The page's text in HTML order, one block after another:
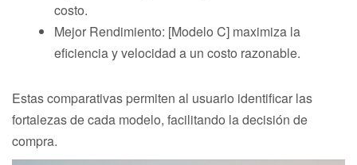
costo.
Mejor Rendimiento: [Modelo C] maximiza la
eficiencia y velocidad a un costo razonable.
Estas comparativas permiten al usuario identificar las
fortalezas de cada modelo, facilitando la decisión de
compra.